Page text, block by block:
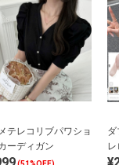
テレコリブパワショ
ーディガン
レ
サ